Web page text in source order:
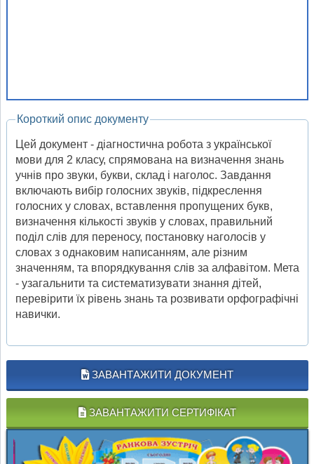
Короткий опис документу
Цей документ - діагностична робота з української
мови для 2 класу, спрямована на визначення знань
учнів про звуки, букви, склад і наголос. Завдання
включають вибір голосних звуків, підкреслення
голосних у словах, вставлення пропущених букв,
визначення кількості звуків у словах, правильний
поділ слів для переносу, постановку наголосів у
словах з однаковим написанням, але різним
значенням, та впорядкування слів за алфавітом. Мета
- узагальнити та систематизувати знання дітей,
перевірити їх рівень знань та розвивати орфографічні
навички.
ЗАВАНТАЖИТИ ДОКУМЕНТ
ЗАВАНТАЖИТИ СЕРТИФІКАТ